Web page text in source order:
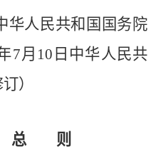
华人民共和国国务院
7月10日中华人民共
）
总 则